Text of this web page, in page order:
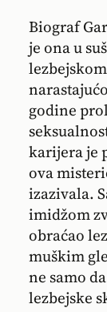
Biograf
je ona u
godine
karijera je
ova
izazivala.
imidžom
obraćao
muškim
ne samo
lezbejske